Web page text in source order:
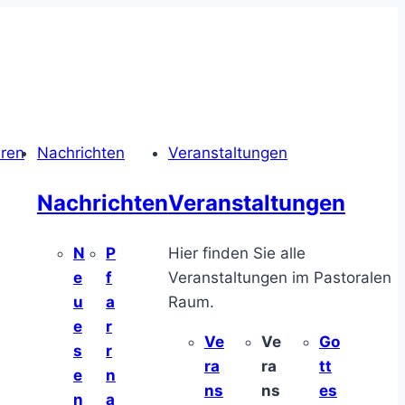
Nachrichten
Nachrichten
N
e
u
e
s
e
n
P
f
a
r
r
n
a
Veranstaltungen
Veranstaltungen
Hier finden Sie alle
Veranstaltungen im Pastoralen
Raum.
Ve
ra
ns
Ve
ra
ns
Go
tt
es